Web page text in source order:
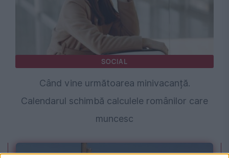
SOCIAL
Când vine următoarea minivacanță.
Calendarul schimbă calculele românilor care
muncesc